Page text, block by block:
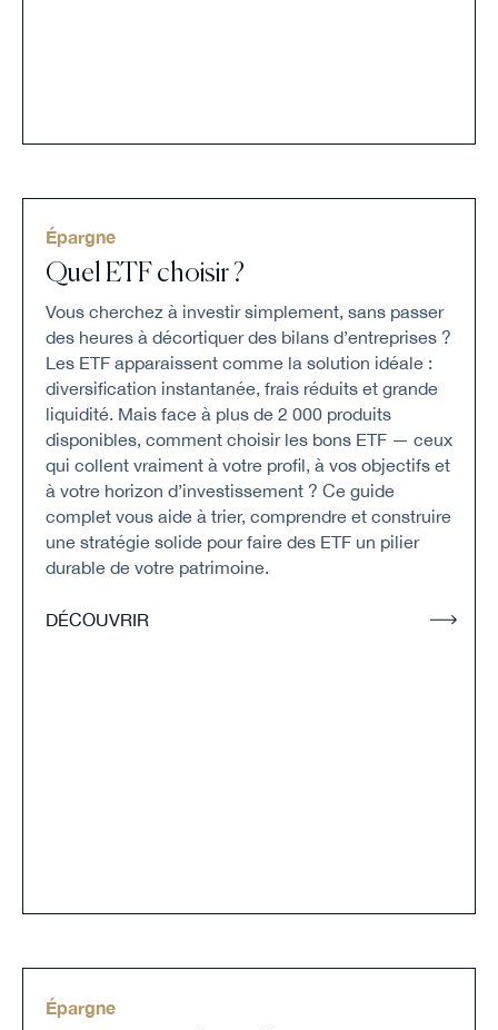
Épargne
Quel ETF choisir ?
Vous cherchez à investir simplement, sans passer
des heures à décortiquer des bilans d’entreprises ?
Les ETF apparaissent comme la solution idéale :
diversification instantanée, frais réduits et grande
liquidité. Mais face à plus de 2 000 produits
disponibles, comment choisir les bons ETF — ceux
qui collent vraiment à votre profil, à vos objectifs et
à votre horizon d’investissement ? Ce guide
complet vous aide à trier, comprendre et construire
une stratégie solide pour faire des ETF un pilier
durable de votre patrimoine.
DÉCOUVRIR
Épargne